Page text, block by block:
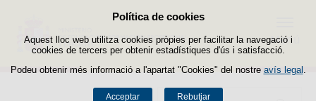
Política de cookies
Aquest lloc web utilitza cookies pròpies per facilitar la navegació i
cookies de tercers per obtenir estadístiques d'ús i satisfacció.
Podeu obtenir més informació a l'apartat "Cookies" del nostre avís legal
Acceptar Rebutjar
Passar al contingut
Menú